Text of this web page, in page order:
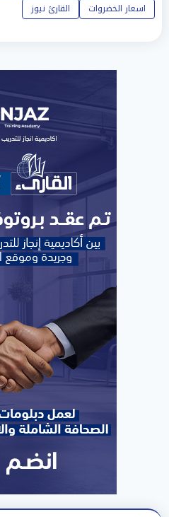
اسعار الخضروات
القارئ نيوز